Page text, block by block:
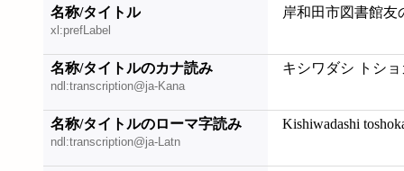
名称/タイトル
xl:prefLabel
岸和田市図書館友
名称/タイトルのカナ読み
ndl:transcription@ja-Kana
キシワダシ トシ
名称/タイトルのローマ字読み
ndl:transcription@ja-Latn
Kishiwadashi